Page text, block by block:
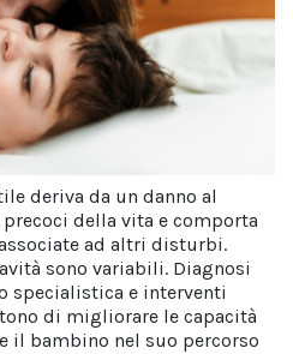
deriva da un danno al
della vita e comporta
ad altri disturbi.
sono variabili. Diagnosi
specialistica e interventi
di migliorare le capacità
il bambino nel suo percorso